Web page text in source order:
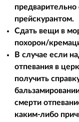
прейскурантом.
Сдать вещи в
похорон/
В случае если
отпевания в
получить
смерти
каким-либо